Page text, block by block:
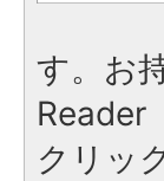
す。お
Reader
クリッ